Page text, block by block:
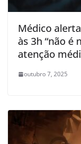
Médico
às 3h “não é
atenção
outubro 7, 2025